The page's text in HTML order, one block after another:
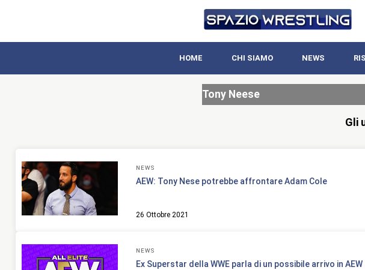
HOME CHI SIAMO NEWS
Tony Neese
Gli
NEWS
AEW: Tony Nese potrebbe affrontare Adam Cole
26 Ottobre 2021
NEWS
Ex Superstar della WWE parla di un possibile arrivo in AEW